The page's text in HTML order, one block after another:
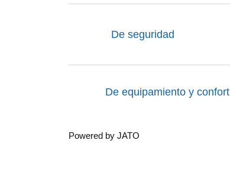
De seguridad
De equipamiento y confort
Powered by JATO